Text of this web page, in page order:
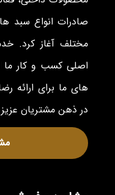
صادرات انواع سبد
مختلف آغاز کرد.
اصلی کسب و کار
های ما برای ارائه
در ذهن مشتریان